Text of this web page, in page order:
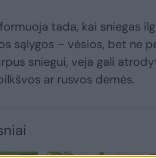
tada, kai sniegas
sąlygos – vėsios, bet ne
sniegui, veja gali
ar rusvos dėmės.